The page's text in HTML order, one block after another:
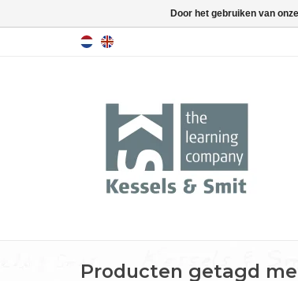
Producten getagd
Door het gebruiken van